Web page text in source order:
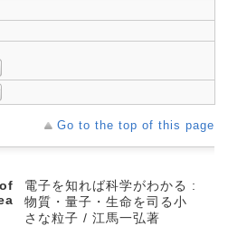
Go to the top of this page
電子を知れば科学がわかる :
物質・量子・生命を司る小
さな粒子 / 江馬一弘著